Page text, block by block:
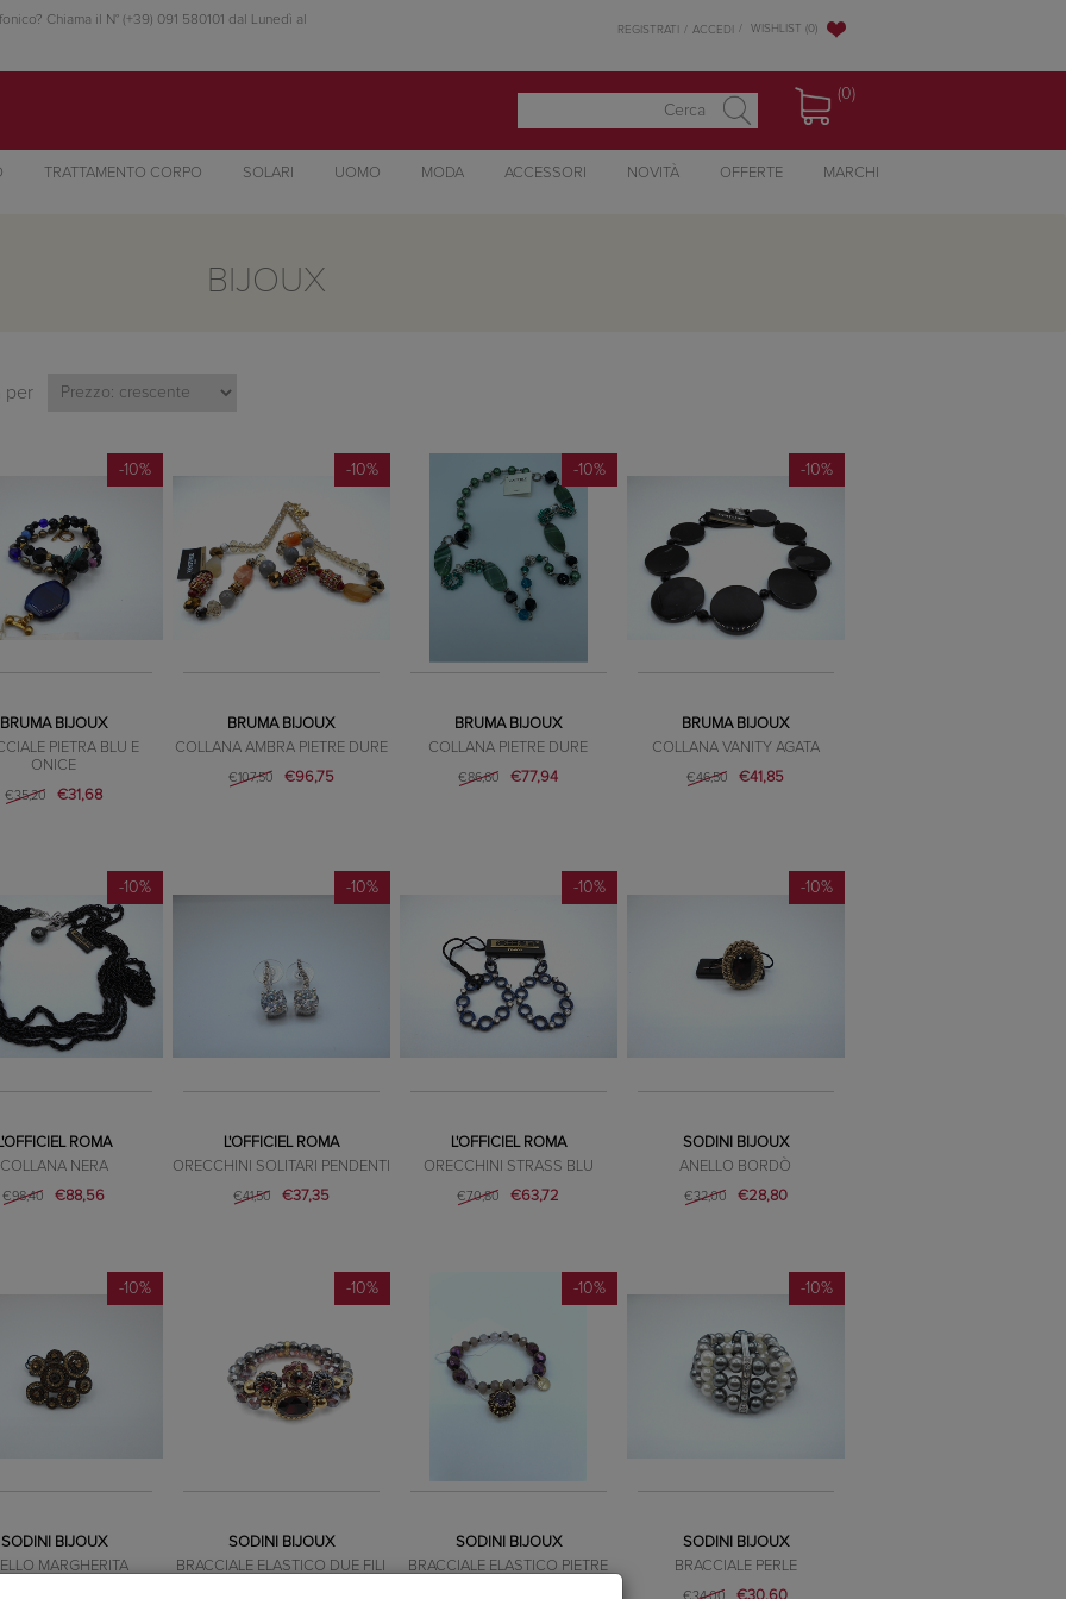
Chiama il N° (+39) 091 580101 dal Lunedì al
REGISTRATI ACCEDI WISHLIST (0)
(0)
TRATTAMENTO CORPO SOLARI UOMO MODA ACCESSORI NOVITÀ OFFERTE MARCHI
BIJOUX
per
-10%
BRUMA BIJOUX
PIETRA BLU E
ONICE
€35,20 €31,68
-10%
BRUMA BIJOUX
COLLANA AMBRA PIETRE DURE
€107,50 €96,75
-10%
BRUMA BIJOUX
COLLANA PIETRE DURE
€86,60 €77,94
-10%
BRUMA BIJOUX
COLLANA VANITY AGATA
€46,50 €41,85
-10%
ROMA
COLLANA NERA
€98,40 €88,56
-10%
L'OFFICIEL ROMA
ORECCHINI SOLITARI PENDENTI
€41,50 €37,35
-10%
L'OFFICIEL ROMA
ORECCHINI STRASS BLU
€70,80 €63,72
-10%
SODINI BIJOUX
ANELLO BORDÒ
€32,00 €28,80
-10%
SODINI BIJOUX
MARGHERITA
-10%
SODINI BIJOUX
BRACCIALE ELASTICO DUE FILI
-10%
SODINI BIJOUX
BRACCIALE ELASTICO PIETRE
-10%
SODINI BIJOUX
BRACCIALE PERLE